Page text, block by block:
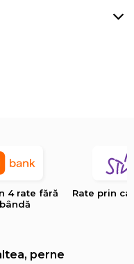
4 rate fără
Rate prin
perne